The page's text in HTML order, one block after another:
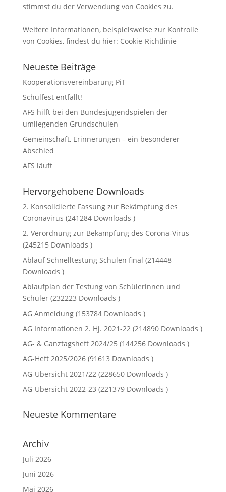
stimmst du der Verwendung von Cookies zu.
Weitere Informationen, beispielsweise zur Kontrolle
von Cookies, findest du hier: Cookie-Richtlinie
Neueste Beiträge
Kooperationsvereinbarung PiT
Schulfest entfällt!
AFS hilft bei den Bundesjugendspielen der
umliegenden Grundschulen
Gemeinschaft, Erinnerungen – ein besonderer
Abschied
AFS läuft
Hervorgehobene Downloads
2. Konsolidierte Fassung zur Bekämpfung des
Coronavirus (241284 Downloads )
2. Verordnung zur Bekämpfung des Corona-Virus
(245215 Downloads )
Ablauf Schnelltestung Schulen final (214448
Downloads )
Ablaufplan der Testung von Schülerinnen und
Schüler (232223 Downloads )
AG Anmeldung (153784 Downloads )
AG Informationen 2. Hj. 2021-22 (214890 Downloads )
AG- & Ganztagsheft 2024/25 (144256 Downloads )
AG-Heft 2025/2026 (91613 Downloads )
AG-Übersicht 2021/22 (228650 Downloads )
AG-Übersicht 2022-23 (221379 Downloads )
Neueste Kommentare
Archiv
Juli 2026
Juni 2026
Mai 2026